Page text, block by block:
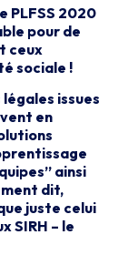
PLFSS 2020
pour de
ceux
sociale !
issues
en
ainsi
dit,
juste celui
SIRH – le